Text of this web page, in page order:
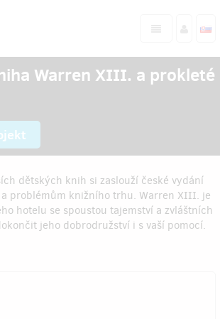
Warren XIII. a prokleté
dětských knih si zaslouží české vydání
problémům knižního trhu. Warren XIII. je
hotelu se spoustou tajemství a zvláštních
jeho dobrodružství i s vaší pomocí.